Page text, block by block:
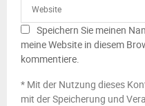
Speichern Sie meinen
meine Website in diesem
kommentiere.
* Mit der Nutzung dieses
mit der Speicherung und